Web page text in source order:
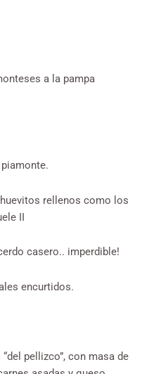
a la pampa
rellenos como los
II
casero.. imperdible!
encurtidos.
pellizco”, con masa de